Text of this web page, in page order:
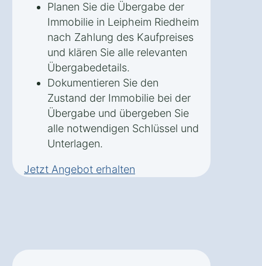
Planen Sie die Übergabe der
Immobilie in Leipheim Riedheim
nach Zahlung des Kaufpreises
und klären Sie alle relevanten
Übergabedetails.
Dokumentieren Sie den
Zustand der Immobilie bei der
Übergabe und übergeben Sie
alle notwendigen Schlüssel und
Unterlagen.
Jetzt Angebot erhalten